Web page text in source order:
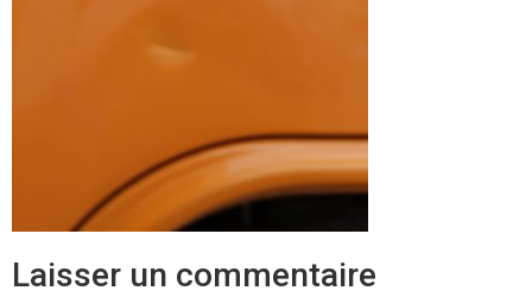
Laisser un commentaire